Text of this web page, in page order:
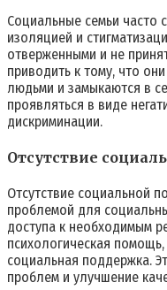
Социальные семьи часто
изоляцией и
отверженными и не
приводить к тому, что
людьми и замыкаются в
проявляться в виде
дискриминации.
Отсутствие
Отсутствие социальной
проблемой для
доступа к необходимым
психологическая
социальная поддержка.
проблем и улучшение